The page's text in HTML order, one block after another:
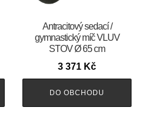
Antracitový sedací /
gymnastický míč VLUV
STOV Ø 65 cm
3 371 Kč
DO OBCHODU